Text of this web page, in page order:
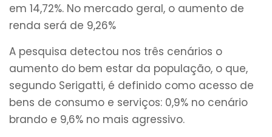
em 14,72%. No mercado geral, o aumento de
renda será de 9,26%
A pesquisa detectou nos três cenários o
aumento do bem estar da população, o que,
segundo Serigatti, é definido como acesso de
bens de consumo e serviços: 0,9% no cenário
brando e 9,6% no mais agressivo.